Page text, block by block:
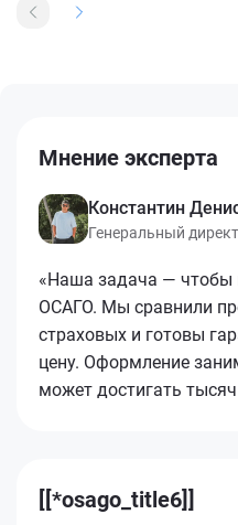
Мнение эксперта
Константин
Генеральный
«Наша задача — чтобы
ОСАГО. Мы сравнили
страховых и готовы
цену. Оформление
может достигать
[[*osago_title6]]